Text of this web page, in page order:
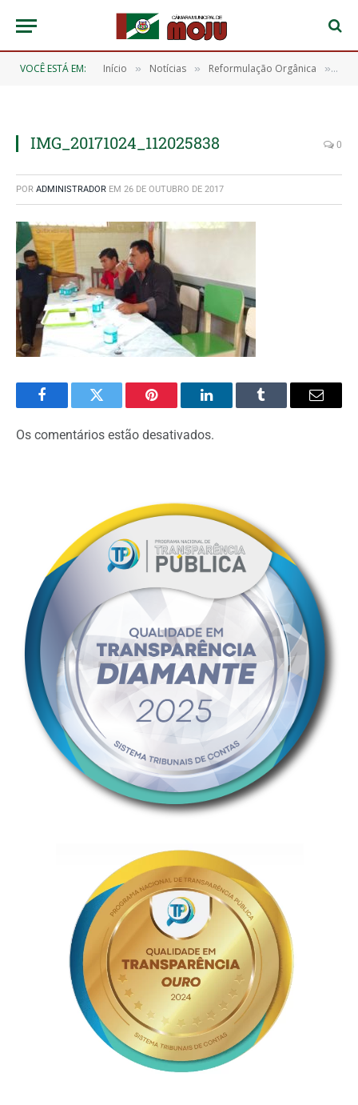
VOCÊ ESTÁ EM: Início » Notícias » Reformulação Orgânica »
IMG_20171024_112025838 0
POR ADMINISTRADOR EM 26 DE OUTUBRO DE 2017
FacebookTwitter Pinterest O
LinkedIn
Tumblr
E-
Os comentários estão desativados.